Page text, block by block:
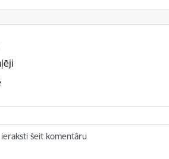
bija noderīga?
ieraksti šeit komentāru